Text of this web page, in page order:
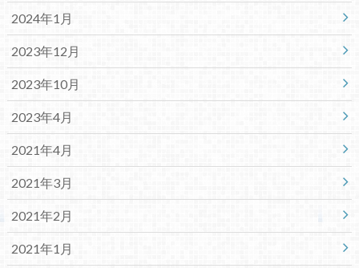
2024年1月
2023年12月
2023年10月
2023年4月
2021年4月
2021年3月
2021年2月
2021年1月